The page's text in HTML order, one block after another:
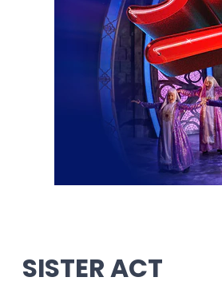
SISTER ACT